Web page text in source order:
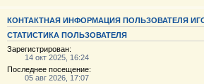
КОНТАКТНАЯ ИНФОРМАЦИЯ ПОЛЬЗОВАТЕЛЯ
СТАТИСТИКА ПОЛЬЗОВАТЕЛЯ
Зарегистрирован:
14 окт 2025, 16:24
Последнее посещение:
05 авг 2026, 17:07